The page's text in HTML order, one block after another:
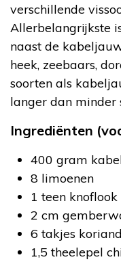
verschillende
Allerbelangrijkste
naast de
heek, zeebaars,
soorten als
langer dan minder
Ingrediënten
400 gram
8 limoenen
1 teen knoflook
2 cm
6 takjes
1,5 theelepel